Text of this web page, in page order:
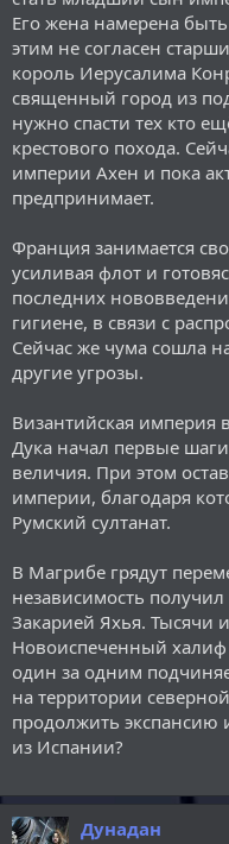
Его жена намерена
этим не согласен
король Иерусалима
священный город из
нужно спасти тех кто
крестового похода.
империи Ахен и пока
предпринимает.
Франция занимается
усиливая флот и
последних
гигиене, в связи с
Сейчас же чума сошла
другие угрозы.
Византийская империя
Дука начал первые
величия. При этом
империи, благодаря
Румский султанат.
В Магрибе грядут
независимость
Закарией Яхья. Тысячи
Новоиспеченный
один за одним
на территории
продолжить экспансию
из Испании?
Дунадан